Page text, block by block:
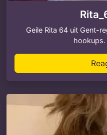
Geile Rita 64 uit Gent-
hookups.